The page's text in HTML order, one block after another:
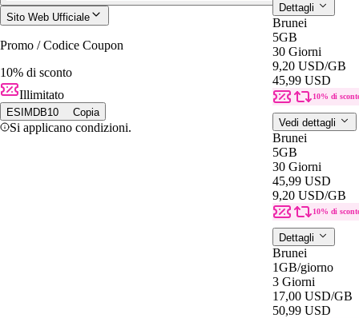
Sito Web Ufficiale
Promo / Codice Coupon
10% di sconto
Illimitato
ESIMDB10 Copia
Si applicano condizioni.
Dettagli
Brunei
5GB
30 Giorni
9,20 USD/GB
45,99 USD
10% di
Vedi dettagli
Brunei
5GB
30 Giorni
45,99 USD
9,20 USD/GB
10% di
Dettagli
Brunei
1GB/giorno
3 Giorni
17,00 USD/GB
50,99 USD